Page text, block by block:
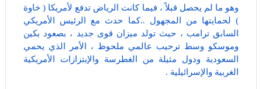
وهو ما لم يحصل قبلاً ، فيما كانت الرياض تدفع لأمريكا ( خاوة
) لحمايتها من المجهول ..كما حدث مع الرئيس الأمريكي
السابق ترامب ، حيث تولد ميزان قوى جديد ، بصعود بكين
وموسكو وسط ترحيب عالمي ملحوظ ، الأمر الذي يحمي
السعودية ودول مثيلة من الغطرسة والإبتزازات الأمريكية
الغربية والإسرائيلية .